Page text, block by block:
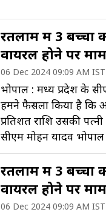
रतलाम में 3 बच्चों
वायरल होने पर
06 Dec 2024 09:09 AM IST
भोपाल : मध्य प्रदेश के
हमने फैसला किया है कि
प्रतिशत राशि उसकी
सीएम मोहन यादव
रतलाम में 3 बच्चों
वायरल होने पर
06 Dec 2024 09:09 AM IST